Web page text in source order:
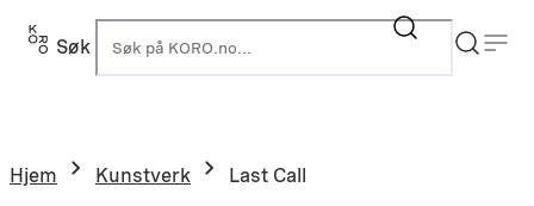
Hopp
Søk
Hjem Kunstverk Last Call